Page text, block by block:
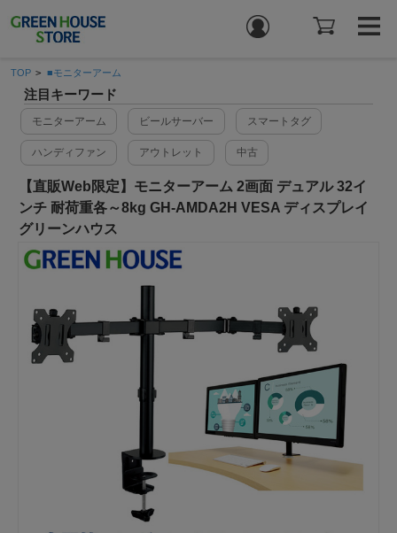
TOP > ■モニターアーム
注目キーワード
モニターアーム ビールサーバー スマートタグ
ハンディファン アウトレット 中古
【直販Web限定】モニターアーム 2画面 デュアル 32イ
ンチ 耐荷重各～8kg GH-AMDA2H VESA ディスプレイ
グリーンハウス